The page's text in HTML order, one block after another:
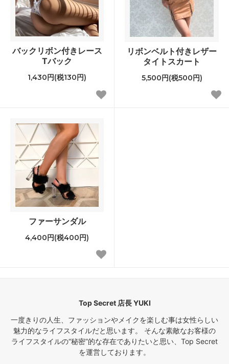
バックリボン付きレース
Tバック
1,430円(税130円)
リボンベルト付きレザー
タイトスカート
5,500円(税500円)
ファーサンダル
4,400円(税400円)
Top Secret 店長 YUKI
一度きりの人生、ファッションやメイクを楽しむ事は女性らしい
魅力的なライフスタイルだと思います。 そんな素敵なお客様の
ライフスタイルの“秘密”的な存在でありたいと思い、Top Secret
を運営しております。